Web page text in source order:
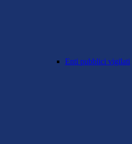
Enti pubblici vigilati